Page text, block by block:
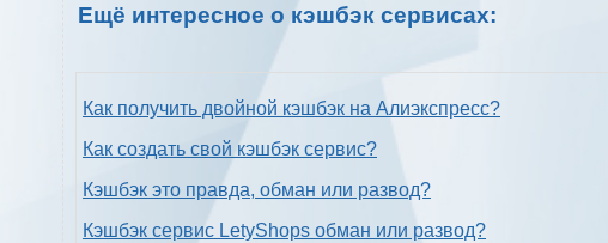
Ещё интересное о кэшбэк сервисах:
Как получить двойной кэшбэк на Алиэкспресс?
Как создать свой кэшбэк сервис?
Кэшбэк это правда, обман или развод?
Кэшбэк сервис LetyShops обман или развод?